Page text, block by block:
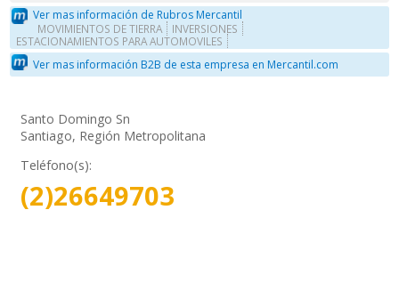
Ver mas información de Rubros Mercantil
MOVIMIENTOS DE TIERRA
INVERSIONES
ESTACIONAMIENTOS PARA AUTOMOVILES
Ver mas información B2B de esta empresa en Mercantil.com
Santo Domingo Sn
Santiago, Región Metropolitana
Teléfono(s):
(2)26649703